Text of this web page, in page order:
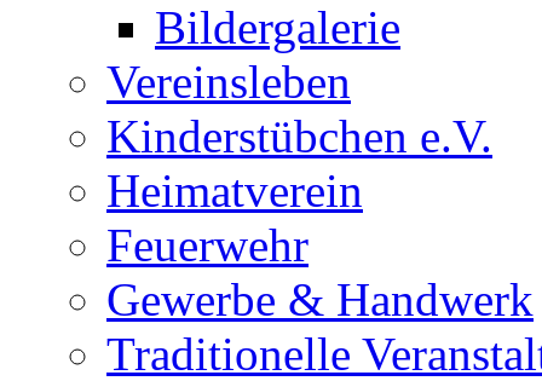
Bildergalerie
Vereinsleben
Kinderstübchen e.V.
Heimatverein
Feuerwehr
Gewerbe & Handwerk
Traditionelle